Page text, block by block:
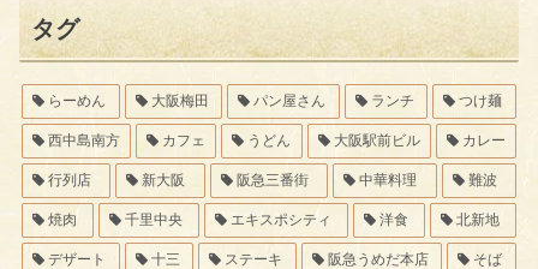
タグ
らーめん 大阪梅田 パン屋さん ランチ つけ麺
西中島南方 カフェ うどん 大阪駅前ビル カレー
行列店 新大阪 阪急三番街 中華料理 難波
焼肉 千里中央 エキスポシティ 洋食 北新地
デザート 十三 ステーキ 阪急うめだ本店 そば